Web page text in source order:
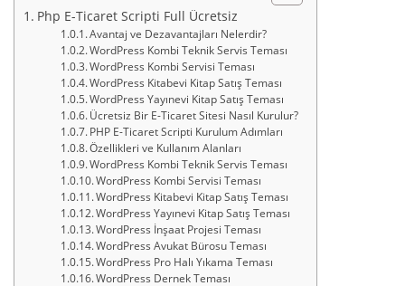
Php E-Ticaret Scripti Full Ücretsiz
Avantaj ve Dezavantajları Nelerdir?
WordPress Kombi Teknik Servis Teması
WordPress Kombi Servisi Teması
WordPress Kitabevi Kitap Satış Teması
WordPress Yayınevi Kitap Satış Teması
Ücretsiz Bir E-Ticaret Sitesi Nasıl Kurulur?
PHP E-Ticaret Scripti Kurulum Adımları
Özellikleri ve Kullanım Alanları
WordPress Kombi Teknik Servis Teması
WordPress Kombi Servisi Teması
WordPress Kitabevi Kitap Satış Teması
WordPress Yayınevi Kitap Satış Teması
WordPress İnşaat Projesi Teması
WordPress Avukat Bürosu Teması
WordPress Pro Halı Yıkama Teması
WordPress Dernek Teması